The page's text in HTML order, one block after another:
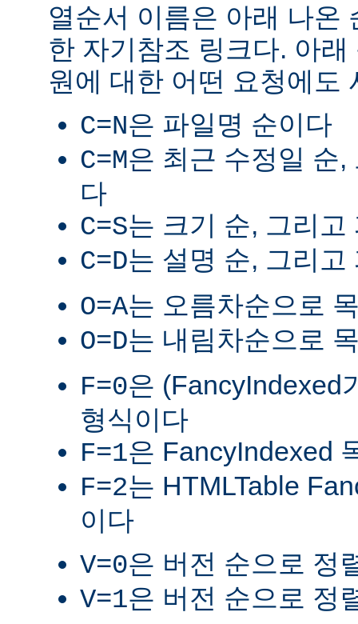
열순서 이름은 아래 나온
한 자기참조 링크다. 아
원에 대한 어떤 요청에도
C=N은 파일명 순이다
C=M은 최근 수정일 순
다
C=S는 크기 순, 그리고
C=D는 설명 순, 그리고
O=A는 오름차순으로
O=D는 내림차순으로
F=0은 (FancyIndexed
형식이다
F=1은 FancyIndexed
F=2는 HTMLTable
이다
V=0은 버전 순으로 정
V=1은 버전 순으로 정